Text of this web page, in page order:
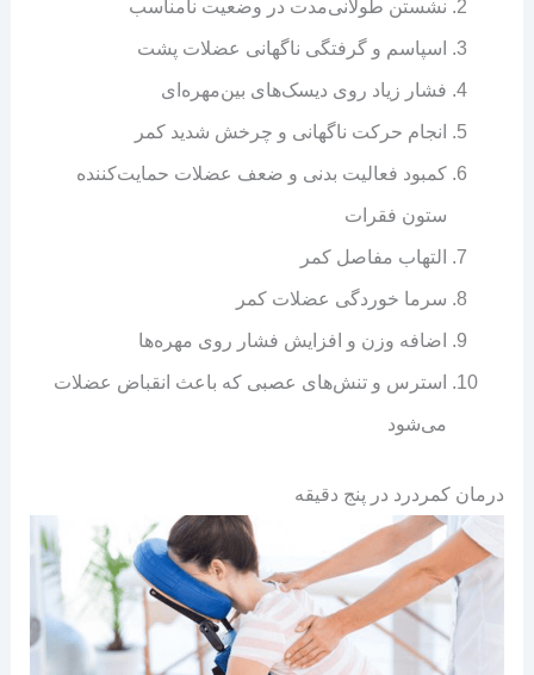
نشستن طولانی‌مدت در وضعیت نامناسب
اسپاسم و گرفتگی ناگهانی عضلات پشت
فشار زیاد روی دیسک‌های بین‌مهره‌ای
انجام حرکت ناگهانی و چرخش شدید کمر
کمبود فعالیت بدنی و ضعف عضلات حمایت‌کننده
ستون فقرات
التهاب مفاصل کمر
سرما خوردگی عضلات کمر
اضافه وزن و افزایش فشار روی مهره‌ها
استرس و تنش‌های عصبی که باعث انقباض عضلات
می‌شود
درمان کمردرد در پنج دقیقه